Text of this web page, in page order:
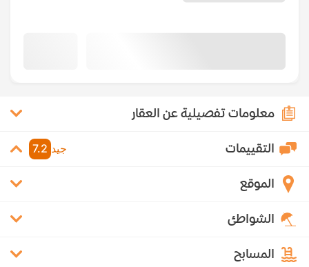
معلومات تفصيلية عن العقار
التقييمات جيد 7.2
الموقع
الشواطئ
المسابح